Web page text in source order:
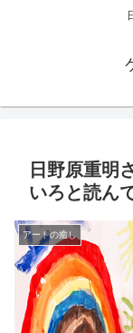
日野原重明
いろと読ん
アートの癒し